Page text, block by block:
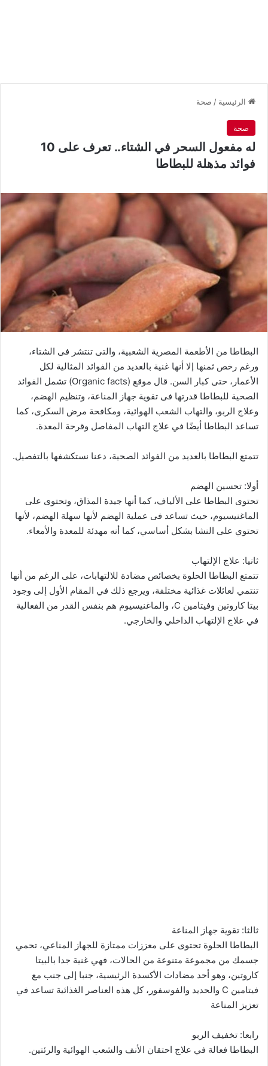
الرئيسية / صحة
صحة
له مفعول السحر في الشتاء.. تعرف على 10
فوائد مذهلة للبطاطا
البطاطا من الأطعمة المصرية الشعبية، والتى تنتشر فى الشتاء،
ورغم رخص ثمنها إلا أنها غنية بالعديد من الفوائد المثالية لكل
الأعمار، حتى كبار السن. قال موقع (Organic facts) تشمل الفوائد
الصحية للبطاطا قدرتها فى تقوية جهاز المناعة، وتنظيم الهضم،
وعلاج الربو، والتهاب الشعب الهوائية، ومكافحة مرض السكرى، كما
تساعد البطاطا أيضًا في علاج التهاب المفاصل وقرحة المعدة.
تتمتع البطاطا بالعديد من الفوائد الصحية، دعنا نستكشفها بالتفصيل.
أولا: تحسين الهضم
تحتوى البطاطا على الألياف، كما أنها جيدة المذاق، وتحتوى على
الماغنيسيوم، حيث تساعد فى عملية الهضم لأنها سهلة الهضم، لأنها
تحتوي على النشا بشكل أساسي، كما أنه مهدئة للمعدة والأمعاء.
ثانيا: علاج الإلتهاب
تتمتع البطاطا الحلوة بخصائص مضادة للالتهابات، على الرغم من أنها
تنتمي لعائلات غذائية مختلفة، ويرجع ذلك في المقام الأول إلى وجود
بيتا كاروتين وفيتامين C، والماغنيسيوم هم بنفس القدر من الفعالية
في علاج الإلتهاب الداخلي والخارجي.
ثالثا: تقوية جهاز المناعة
البطاطا الحلوة تحتوى على معززات ممتازة للجهاز المناعي، تحمي
جسمك من مجموعة متنوعة من الحالات، فهي غنية جدا بالبيتا
كاروتين، وهو أحد مضادات الأكسدة الرئيسية، جنبا إلى جنب مع
فيتامين C والحديد والفوسفور، كل هذه العناصر الغذائية تساعد في
تعزيز المناعة
رابعا: تخفيف الربو
البطاطا فعالة في علاج احتقان الأنف والشعب الهوائية والرئتين.